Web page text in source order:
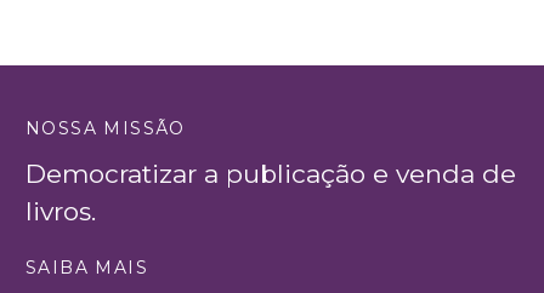
NOSSA MISSÃO
Democratizar a publicação e venda de
livros.
SAIBA MAIS